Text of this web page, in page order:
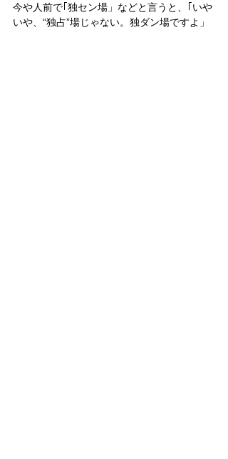
今や人前で｢独セン場」などと言うと、｢いや
いや、“独占”場じゃない。独ダン場ですよ」